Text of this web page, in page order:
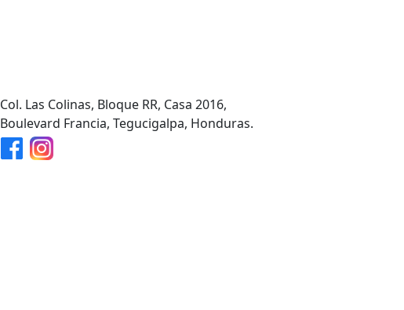
Col. Las Colinas, Bloque RR, Casa 2016,
Boulevard Francia, Tegucigalpa, Honduras.